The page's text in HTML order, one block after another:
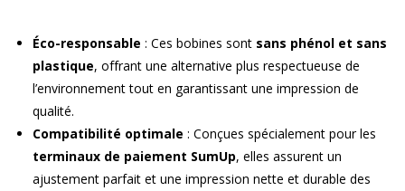
Éco-responsable : Ces bobines sont sans phénol et sans
plastique, offrant une alternative plus respectueuse de
l’environnement tout en garantissant une impression de
qualité.
Compatibilité optimale : Conçues spécialement pour les
terminaux de paiement SumUp, elles assurent un
ajustement parfait et une impression nette et durable des